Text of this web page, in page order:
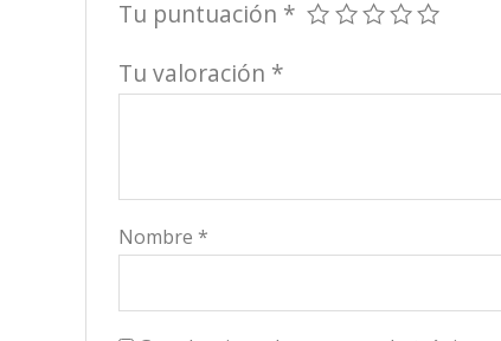
Tu puntuación *
Tu valoración *
Nombre *